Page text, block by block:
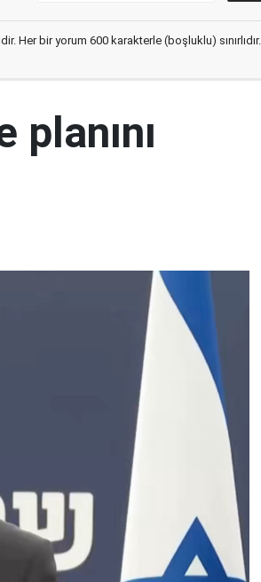
Her bir yorum 600 karakterle (boşluklu) sınırlıdır.
planını